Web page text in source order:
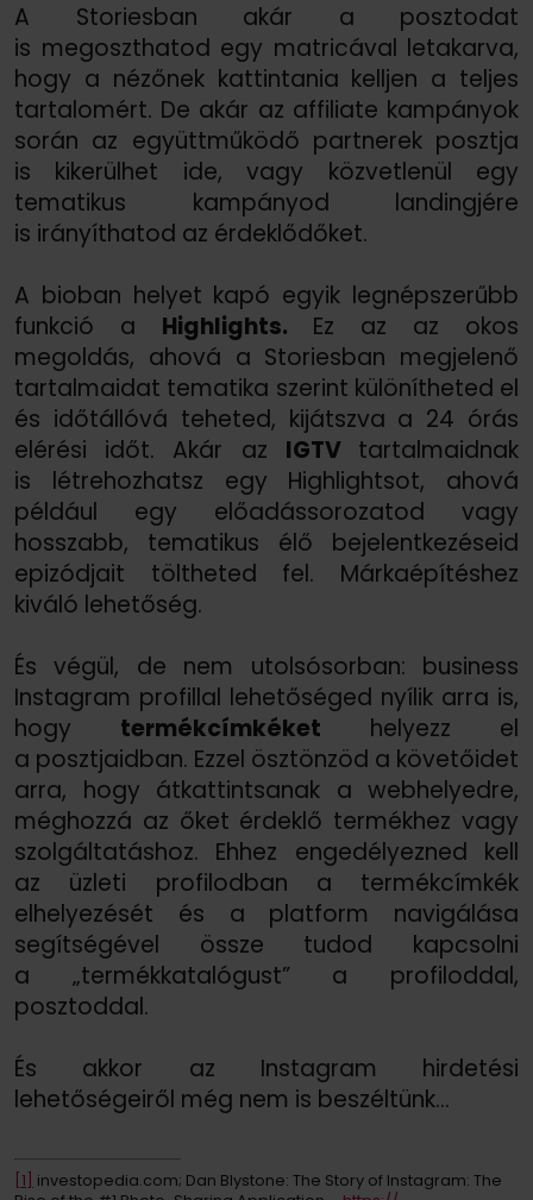
A Storiesban akár a posztodat
is megoszthatod egy matricával letakarva,
hogy a nézőnek kattintania kelljen a teljes
tartalomért. De akár az affiliate kampányok
során az együttműködő partnerek posztja
is kikerülhet ide, vagy közvetlenül egy
tematikus kampányod landingjére
is irányíthatod az érdeklődőket.
A bioban helyet kapó egyik legnépszerűbb
funkció a Highlights. Ez az az okos
megoldás, ahová a Storiesban megjelenő
tartalmaidat tematika szerint különítheted el
és időtállóvá teheted, kijátszva a 24 órás
elérési időt. Akár az IGTV tartalmaidnak
is létrehozhatsz egy Highlightsot, ahová
például egy előadássorozatod vagy
hosszabb, tematikus élő bejelentkezéseid
epizódjait töltheted fel. Márkaépítéshez
kiváló lehetőség.
És végül, de nem utolsósorban: business
Instagram profillal lehetőséged nyílik arra is,
hogy termékcímkéket helyezz el
a posztjaidban. Ezzel ösztönzöd a követőidet
arra, hogy átkattintsanak a webhelyedre,
méghozzá az őket érdeklő termékhez vagy
szolgáltatáshoz. Ehhez engedélyezned kell
az üzleti profilodban a termékcímkék
elhelyezését és a platform navigálása
segítségével össze tudod kapcsolni
a „termékkatalógust” a profiloddal,
posztoddal.
És akkor az Instagram hirdetési
lehetőségeiről még nem is beszéltünk…
[1]
investopedia.com; Dan Blystone: The Story of Instagram: The